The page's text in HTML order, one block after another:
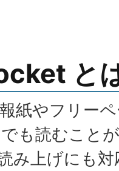
と
紙やフリー
も読むこと
み上げにも